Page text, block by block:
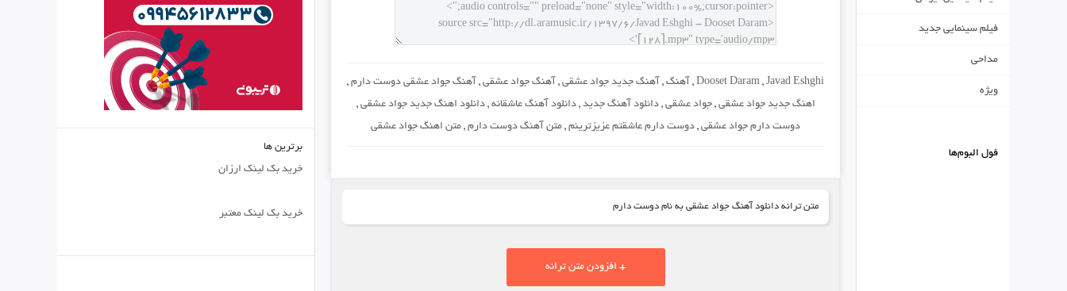
Dooset Daram ,Javad Eshghi
, آهنگ, آهنگ جدید جواد عشقی, آهنگ جواد عشقی, آهنگ جواد عشقی دوست دارم,
اهنگ جدید جواد عشقی ,جواد عشقی ,دانلود آهنگ جدید ,دانلود آهنگ عاشقانه ,دانلود اهنگ جدید جواد عشقی ,
دوست دارم جواد عشقی, دوست دارم عاشقتم عزیزترینم, متن آهنگ دوست دارم, متن اهنگ جواد عشقی
متن ترانه دانلود آهنگ جواد عشقی به نام دوست دارم
+ افزودن متن ترانه
فیلم سینمایی جدید
مداحی
ویژه
فول البوم‌ها
برترین ها
خرید بک لینک ارزان
خرید بک لینک معتبر